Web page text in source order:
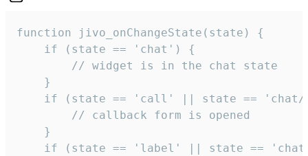
function jivo_onChangeState(state) {
    if (state == 'chat') {
        // widget is in the chat state
    }
if (state == 'call' || state ==
        // callback form is opened
    }
if (state == 'label' || state ==